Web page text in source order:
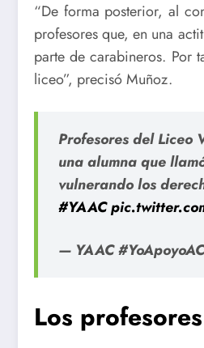
“De forma posterior, al
profesores que, en una
parte de carabineros. Por
liceo”, precisó Muñoz.
Profesores del Liceo
una alumna que
vulnerando los
#YAAC
— YAAC
Los profesores